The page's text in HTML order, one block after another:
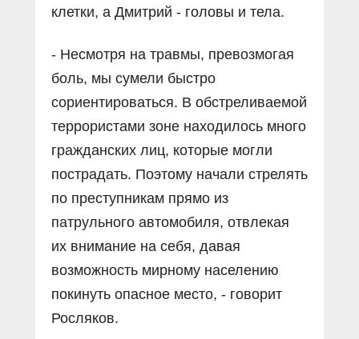
клетки, а Дмитрий - головы и тела.
- Несмотря на травмы, превозмогая
боль, мы сумели быстро
сориентироваться. В обстреливаемой
террористами зоне находилось много
гражданских лиц, которые могли
пострадать. Поэтому начали стрелять
по преступникам прямо из
патрульного автомобиля, отвлекая
их внимание на себя, давая
возможность мирному населению
покинуть опасное место, - говорит
Росляков.